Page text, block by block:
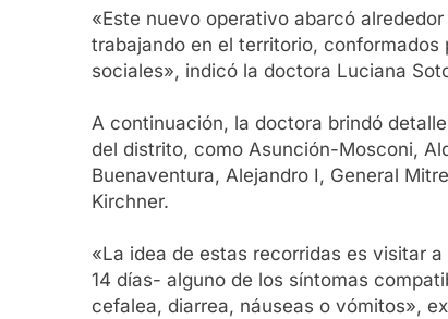
«Este nuevo operativo abarcó
trabajando en el territorio,
sociales», indicó la doctora Luciana
A continuación, la doctora brindó
del distrito, como Asunción-Mosconi,
Buenaventura, Alejandro I, General
Kirchner.
«La idea de estas recorridas es visitar
14 días- alguno de los síntomas
cefalea, diarrea, náuseas o vómitos»,